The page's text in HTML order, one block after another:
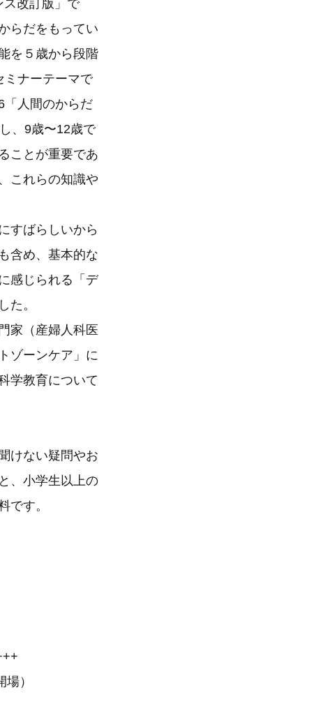
ス改訂版」で
らだをもってい
を５歳から段階
ナーテーマで
「人間のからだ
、9歳〜12歳で
ことが重要であ
これらの知識や
すばらしいから
含め、基本的な
感じられる「デ
た。
家（産婦人科医
ゾーンケア」に
学教育について
けない疑問やお
、小学生以上の
です。
）